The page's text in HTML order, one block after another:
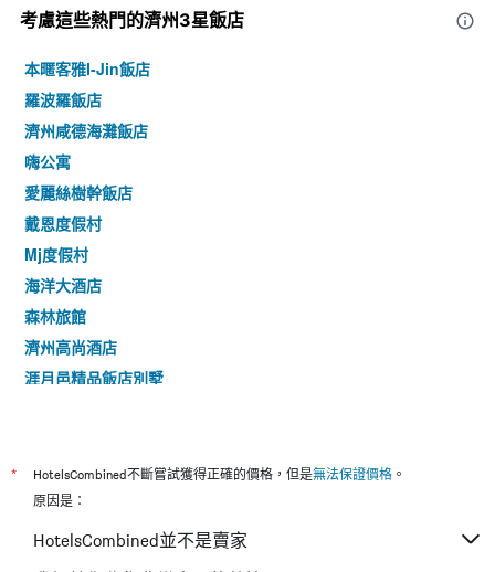
此
圖
具
有
軸，
顯
示
房
間
平
均
價
格
考慮這些熱門的濟州3星​飯店
本暱客雅I-Jin飯店
羅波羅飯店
濟州咸德海灘飯店
嗨公寓
愛麗絲樹幹飯店
戴恩度假村
Mj度假村
海洋大酒店
森林旅館
濟州高尚酒店
涯月邑精品飯店別墅
濟州奥克拉飯店
藝術Spa＆普爾維拉酒店
拉昂度假村酒店
* HotelsCombined不斷嘗試獲得正確的價格，但是無法保證價格 。
原因是：
HotelsCombined並不是賣家